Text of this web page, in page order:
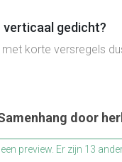
verticaal gedicht?
met korte versregels
door
preview. Er zijn 13